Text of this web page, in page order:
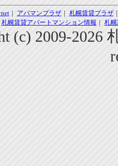
｜ アパマンプラザ｜ 札幌賃貸プラザ
札幌賃貸アパートマンション情報 ｜ 札
(c) 2009-2026